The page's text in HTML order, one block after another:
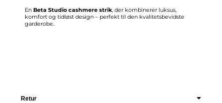
En Beta Studio cashmere strik, der kombinerer luksus,
komfort og tidløst design – perfekt til den kvalitetsbevidste
garderobe.
Retur